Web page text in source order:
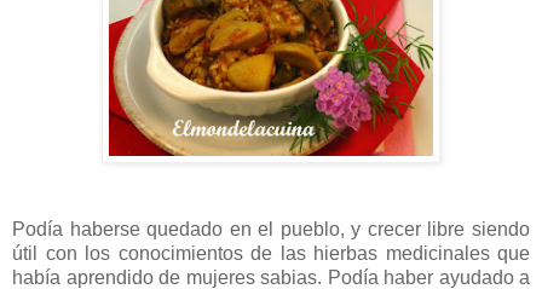
Podía haberse quedado en el pueblo, y crecer libre siendo
útil con los conocimientos de las hierbas medicinales que
había aprendido de mujeres sabias. Podía haber ayudado a